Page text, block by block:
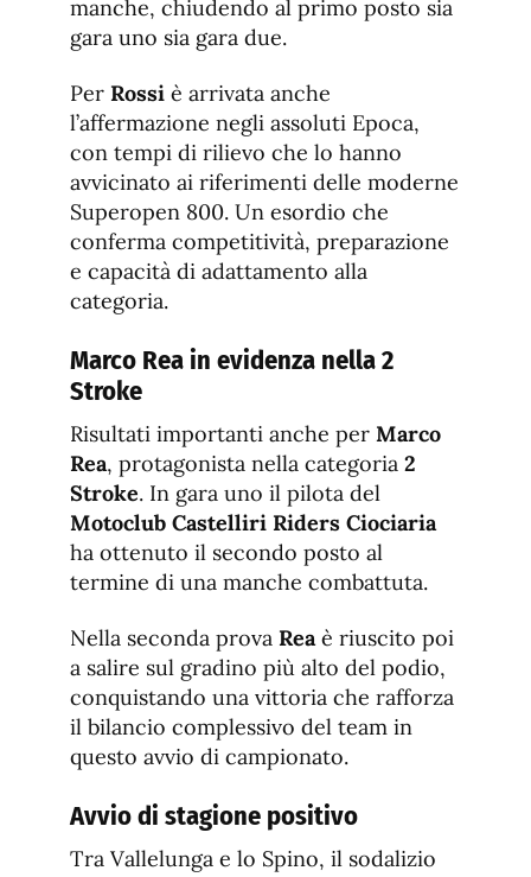
manche, chiudendo al primo posto sia
gara uno sia gara due.
Per Rossi è arrivata anche
l’affermazione negli assoluti Epoca,
con tempi di rilievo che lo hanno
avvicinato ai riferimenti delle moderne
Superopen 800. Un esordio che
conferma competitività, preparazione
e capacità di adattamento alla
categoria.
Marco Rea in evidenza nella 2
Stroke
Risultati importanti anche per Marco
Rea, protagonista nella categoria 2
Stroke. In gara uno il pilota del
Motoclub Castelliri Riders Ciociaria
ha ottenuto il secondo posto al
termine di una manche combattuta.
Nella seconda prova Rea è riuscito poi
a salire sul gradino più alto del podio,
conquistando una vittoria che rafforza
il bilancio complessivo del team in
questo avvio di campionato.
Avvio di stagione positivo
Tra Vallelunga e lo Spino, il sodalizio